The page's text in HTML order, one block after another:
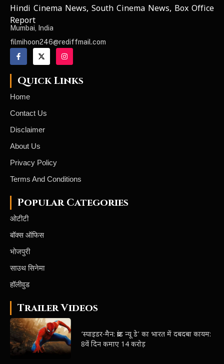
NEWS ELEMENTOR
Hindi Cinema News, South Cinema News, Box Office
Report
Mumbai, India
filmihoon246@rediffmail.com
Quick Links
Home
Contact Us
Disclaimer
About Us
Privacy Policy
Terms And Conditions
Popular Categories
ओटीटी
बॉक्स ऑफिस
भोजपुरी
साउथ सिनेमा
हॉलीवुड
Trailer Videos
‘स्पाइडर-मैन: ब्रांड न्यू डे’ का भारत में दबदबा कायम:
8वें दिन कमाए 14 करोड़